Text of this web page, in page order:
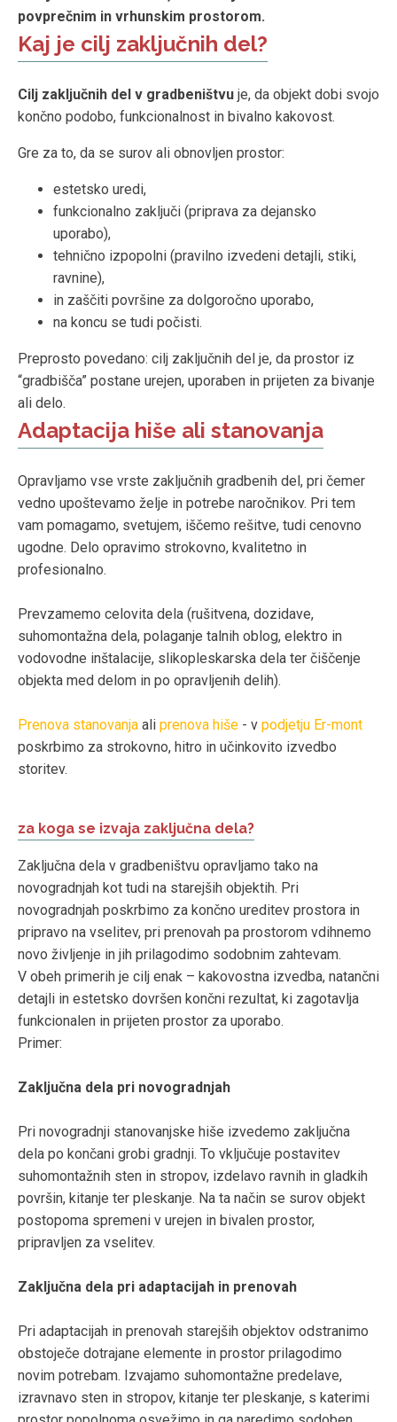
povprečnim in vrhunskim prostorom.
Kaj je cilj zaključnih del?
Cilj zaključnih del v gradbeništvu je, da objekt dobi svojo
končno podobo, funkcionalnost in bivalno kakovost.
Gre za to, da se surov ali obnovljen prostor:
estetsko uredi,
funkcionalno zaključi (priprava za dejansko
uporabo),
tehnično izpopolni (pravilno izvedeni detajli, stiki,
ravnine),
in zaščiti površine za dolgoročno uporabo,
na koncu se tudi počisti.
Preprosto povedano: cilj zaključnih del je, da prostor iz
“gradbišča” postane urejen, uporaben in prijeten za bivanje
ali delo.
Adaptacija hiše ali stanovanja
Opravljamo vse vrste zaključnih gradbenih del, pri čemer
vedno upoštevamo želje in potrebe naročnikov. Pri tem
vam pomagamo, svetujem, iščemo rešitve, tudi cenovno
ugodne. Delo opravimo strokovno, kvalitetno in
profesionalno.
Prevzamemo celovita dela (rušitvena, dozidave,
suhomontažna dela, polaganje talnih oblog, elektro in
vodovodne inštalacije, slikopleskarska dela ter čiščenje
objekta med delom in po opravljenih delih).
Prenova stanovanja ali prenova hiše - v podjetju Er-mont
poskrbimo za strokovno, hitro in učinkovito izvedbo
storitev.
za koga se izvaja zaključna dela?
Zaključna dela v gradbeništvu opravljamo tako na
novogradnjah kot tudi na starejših objektih. Pri
novogradnjah poskrbimo za končno ureditev prostora in
pripravo na vselitev, pri prenovah pa prostorom vdihnemo
novo življenje in jih prilagodimo sodobnim zahtevam.
V obeh primerih je cilj enak – kakovostna izvedba, natančni
detajli in estetsko dovršen končni rezultat, ki zagotavlja
funkcionalen in prijeten prostor za uporabo.
Primer:
Zaključna dela pri novogradnjah
Pri novogradnji stanovanjske hiše izvedemo zaključna
dela po končani grobi gradnji. To vključuje postavitev
suhomontažnih sten in stropov, izdelavo ravnih in gladkih
površin, kitanje ter pleskanje. Na ta način se surov objekt
postopoma spremeni v urejen in bivalen prostor,
pripravljen za vselitev.
Zaključna dela pri adaptacijah in prenovah
Pri adaptacijah in prenovah starejših objektov odstranimo
obstoječe dotrajane elemente in prostor prilagodimo
novim potrebam. Izvajamo suhomontažne predelave,
izravnavo sten in stropov, kitanje ter pleskanje, s katerimi